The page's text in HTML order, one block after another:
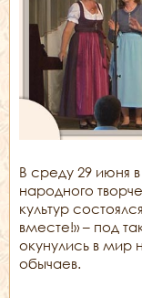
В среду 29 июня
народного
культур
вместе!» – под
окунулись в мир
обычаев.